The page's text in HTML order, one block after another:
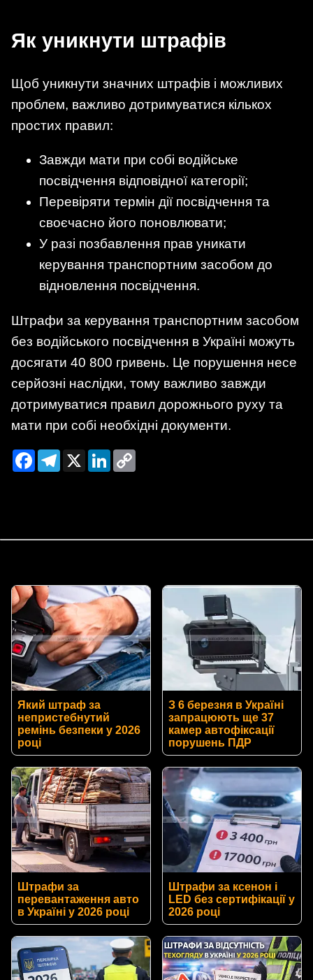
Як уникнути штрафів
Щоб уникнути значних штрафів і можливих
проблем, важливо дотримуватися кількох
простих правил:
Завжди мати при собі водійське
посвідчення відповідної категорії;
Перевіряти термін дії посвідчення та
своєчасно його поновлювати;
У разі позбавлення прав уникати
керування транспортним засобом до
відновлення посвідчення.
Штрафи за керування транспортним засобом
без водійського посвідчення в Україні можуть
досягати 40 800 гривень. Це порушення несе
серйозні наслідки, тому важливо завжди
дотримуватися правил дорожнього руху та
мати при собі необхідні документи.
FacebookTelegram
X LinkedIn
Який штраф за
непристебнутий
ремінь безпеки у 2026
році
З 6 березня в Україні
запрацюють ще 37
камер автофіксації
порушень ПДР
Штрафи за
перевантаження авто
в Україні у 2026 році
Штрафи за ксенон і
LED без сертифікації у
2026 році